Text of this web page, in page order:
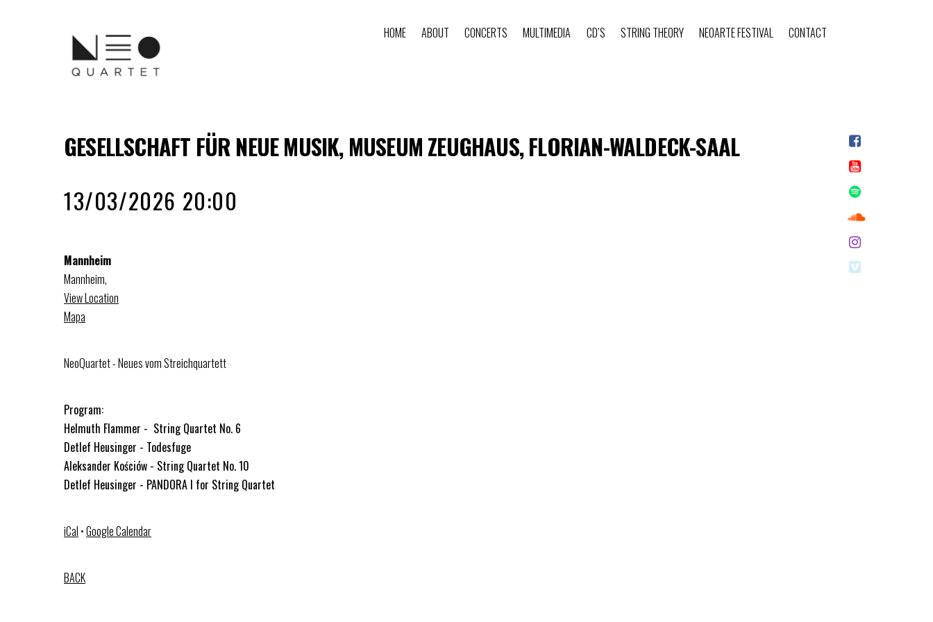
HOME ABOUT CONCERTS MULTIMEDIA CD’S STRING THEORY NEOARTE FESTIVAL CONTACT
GESELLSCHAFT FÜR NEUE MUSIK, MUSEUM ZEUGHAUS, FLORIAN-WALDECK-SAAL
13/03/2026 20:00
Mannheim
Mannheim,
View Location
Mapa
NeoQuartet - Neues vom Streichquartett
Program:
Helmuth Flammer - String Quartet No. 6
Detlef Heusinger - Todesfuge
Aleksander Kościów - String Quartet No. 10
Detlef Heusinger - PANDORA I for String Quartet
iCal •Google Calendar
BACK